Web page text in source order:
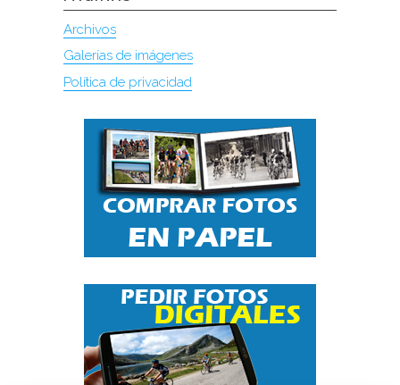
Archivos
Galerías de imágenes
Política de privacidad